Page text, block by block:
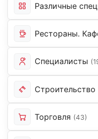
Различные
Рестораны.
Специалисты
Торговля (43)